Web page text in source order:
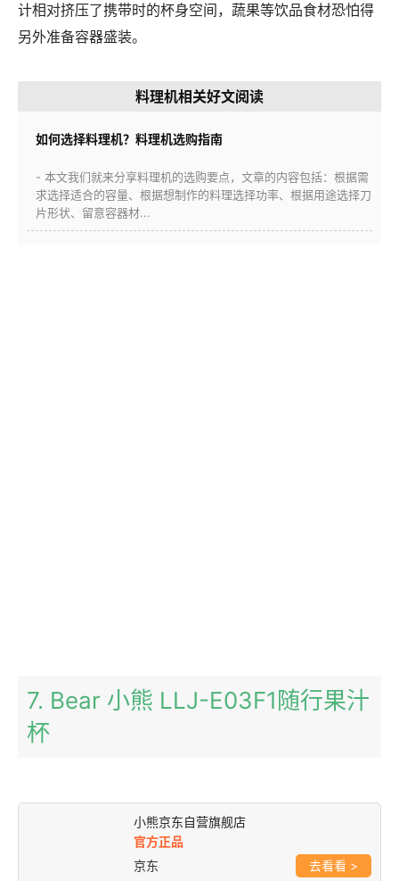
计相对挤压了携带时的杯身空间，蔬果等饮品食材恐怕得
另外准备容器盛装。
料理机相关好文阅读
如何选择料理机？料理机选购指南
- 本文我们就来分享料理机的选购要点，文章的内容包括：根据需
求选择适合的容量、根据想制作的料理选择功率、根据用途选择刀
片形状、留意容器材...
7. Bear 小熊 LLJ-E03F1随行果汁
杯
小熊京东自营旗舰店
官方正品
京东
>